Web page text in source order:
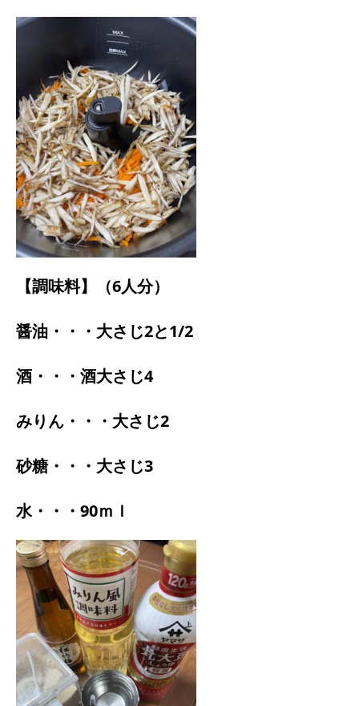
【調味料】（6人分）
醤油・・・大さじ2と1/2
酒・・・酒大さじ4
みりん・・・大さじ2
砂糖・・・大さじ3
水・・・90ｍｌ